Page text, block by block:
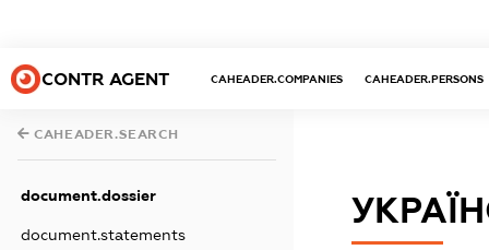
CONTR AGENT CAHEADER.COMPANIES CAHEADER.PERSONS
CAHEADER.SEARCH
document.dossier
document.statements